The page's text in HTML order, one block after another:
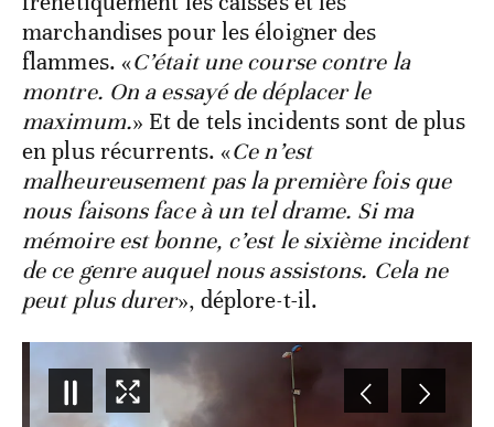
marchandises pour les éloigner des
flammes. «C’était une course contre la
montre. On a essayé de déplacer le
maximum.» Et de tels incidents sont de plus
en plus récurrents. «Ce n’est
malheureusement pas la première fois que
nous faisons face à un tel drame. Si ma
mémoire est bonne, c’est le sixième incident
de ce genre auquel nous assistons. Cela ne
peut plus durer», déplore-t-il.